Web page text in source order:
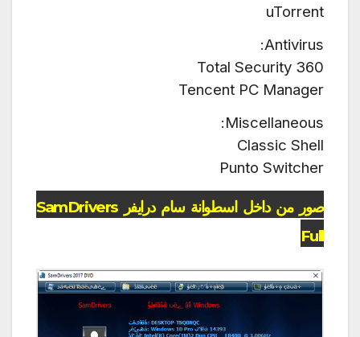
uTorrent
Antivirus:
360 Total Security
Tencent PC Manager
Miscellaneous:
Classic Shell
Punto Switcher
صور من داخل اسطوانة سام درايفر SamDrivers
Full